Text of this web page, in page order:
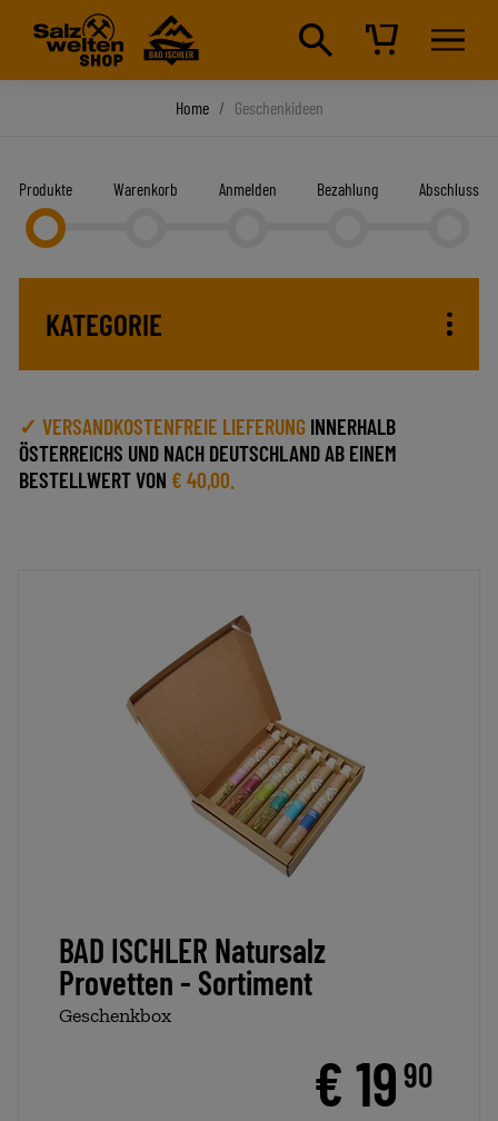
Home Geschenkideen
Produkte Warenkorb Anmelden Bezahlung Abschluss
KATEGORIE
✓ VERSANDKOSTENFREIE LIEFERUNGINNERHALB
ÖSTERREICHS UND NACH DEUTSCHLAND AB EINEM
BESTELLWERT VON € 40,00.
BAD ISCHLER Natursalz
Provetten - Sortiment
Geschenkbox
€ 1990